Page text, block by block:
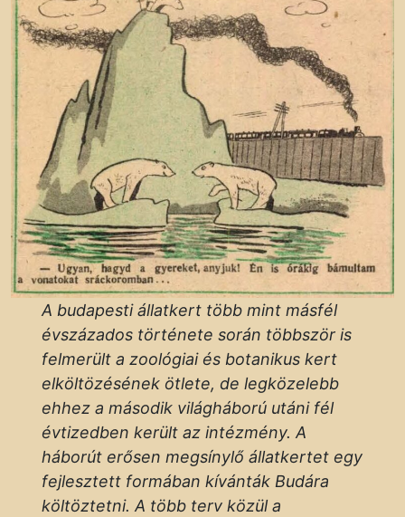
A budapesti állatkert több mint másfél
évszázados története során többször is
felmerült a zoológiai és botanikus kert
elköltözésének ötlete, de legközelebb
ehhez a második világháború utáni fél
évtizedben került az intézmény. A
háborút erősen megsínylő állatkertet egy
fejlesztett formában kívánták Budára
költöztetni. A több terv közül a